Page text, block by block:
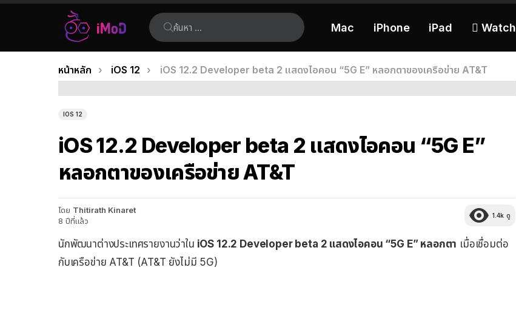
ค้นหา:
Mac iPhone iPad  Watch
เรื่อง
ล่าสุด
คุณอยู่ที่นี่:
หน้าหลัก iOS 12 iOS 12.2 Developer beta 2 แสดงไอคอน “5G E” หลอกตาของเครือข่าย AT&T
IOS 12
iOS 12.2 Developer beta 2 แสดงไอคอน “5G E”
หลอกตาของเครือข่าย AT&T
โดย Thitirath Kinaret
8 ปีที่แล้ว
1.4k ดู
นักพัฒนาต่างประเทศรายงานว่าใน iOS 12.2 Developer beta 2 แสดงไอคอน “5G E” หลอกตา เมื่อเชื่อมต่อ
กับเครือข่าย AT&T (AT&T ยังไม่มี 5G)